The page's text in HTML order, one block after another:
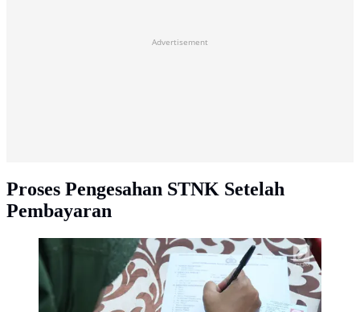
Advertisement
Proses Pengesahan STNK Setelah
Pembayaran